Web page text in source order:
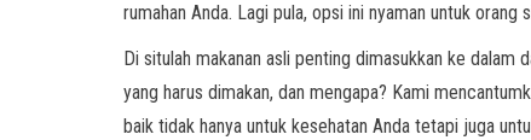
rumahan Anda. Lagi pula, opsi ini nyaman untuk
Di situlah makanan asli penting dimasukkan ke dalam
yang harus dimakan, dan mengapa? Kami
baik tidak hanya untuk kesehatan Anda tetapi juga